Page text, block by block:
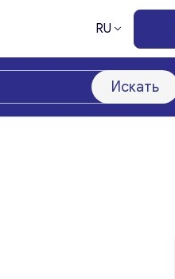
RU
Искать